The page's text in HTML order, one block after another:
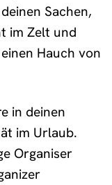
Sachen,
im Zelt und
Hauch von
in deinen
im Urlaub.
Organiser